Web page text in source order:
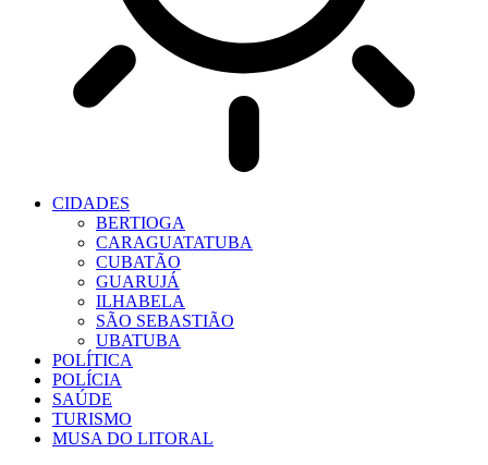
CIDADES
BERTIOGA
CARAGUATATUBA
CUBATÃO
GUARUJÁ
ILHABELA
SÃO SEBASTIÃO
UBATUBA
POLÍTICA
POLÍCIA
SAÚDE
TURISMO
MUSA DO LITORAL